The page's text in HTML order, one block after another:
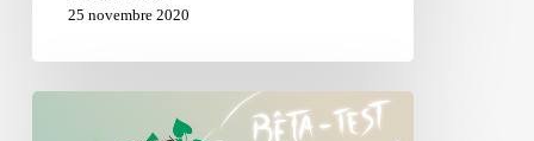
25 novembre 2020